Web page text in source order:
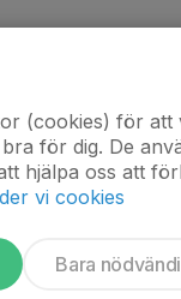
19:30
Lindholmen, se
(cookies) för att
för dig. De
hjälpa oss att
vi cookies
Bara